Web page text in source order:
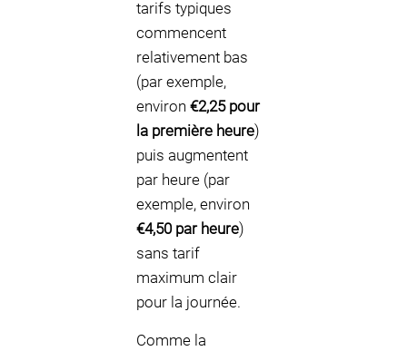
tarifs typiques
commencent
relativement bas
(par exemple,
environ €2,25 pour
la première heure)
puis augmentent
par heure (par
exemple, environ
€4,50 par heure)
sans tarif
maximum clair
pour la journée.
Comme la